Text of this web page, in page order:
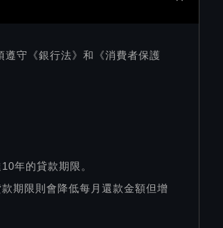
守《銀行法》和《消費者保護
年的貸款期限。
期限則會降低每月還款金額但增